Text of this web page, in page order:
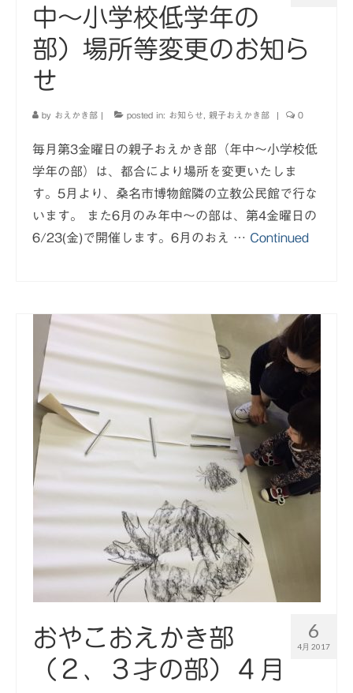
中〜小学校低学年の
部）場所等変更のお知ら
せ
by おえかき部 | posted in: お知らせ 親子おえかき部 | 0
毎月第3金曜日の親子おえかき部（年中〜小学校低
学年の部）は、都合により場所を変更いたしま
す。5月より、桑名市博物館隣の立教公民館で行な
います。 また6月のみ年中〜の部は、第4金曜日の
6/23(金)で開催します。6月のおえ … Continued
6
4月 2017
おやこおえかき部
（２、３才の部）４月